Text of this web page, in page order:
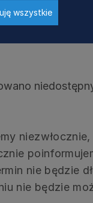
nie będzie
nie będzie
wszystkie